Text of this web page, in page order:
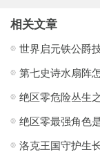
相关文章
第七史诗水扇阵
绝区零最强角色